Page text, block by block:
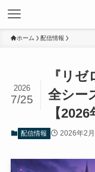
ホーム 配信情報
『リ
全シー
【2026
2026
7/25
配信情報 2026年2